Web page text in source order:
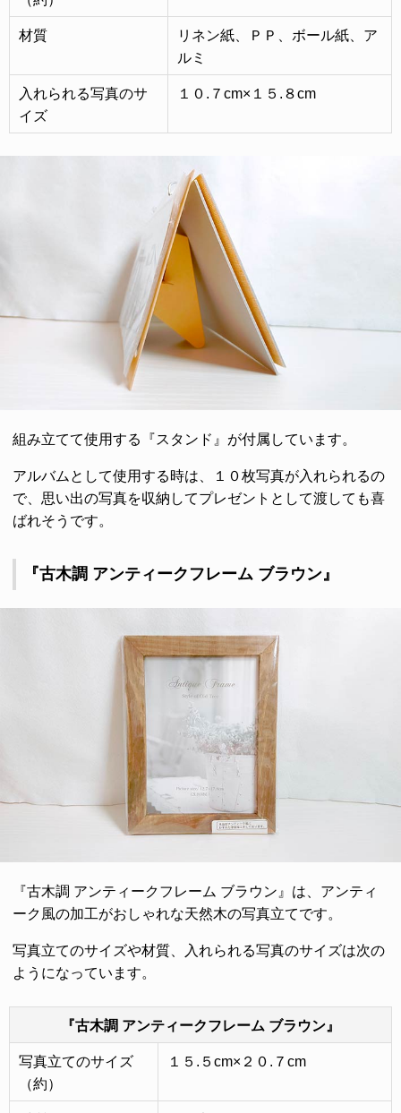
材質
リネン紙、ＰＰ、ボール紙、ア
ルミ
入れられる写真のサ
イズ
１０.７cm×１５.８cm
組み立てて使用する『スタンド』が付属しています。
アルバムとして使用する時は、１０枚写真が入れられるの
で、思い出の写真を収納してプレゼントとして渡しても喜
ばれそうです。
『古木調 アンティークフレーム ブラウン』
『古木調 アンティークフレーム ブラウン』は、アンティ
ーク風の加工がおしゃれな天然木の写真立てです。
写真立てのサイズや材質、入れられる写真のサイズは次の
ようになっています。
『古木調 アンティークフレーム ブラウン』
写真立てのサイズ
（約）
１５.５cm×２０.７cm